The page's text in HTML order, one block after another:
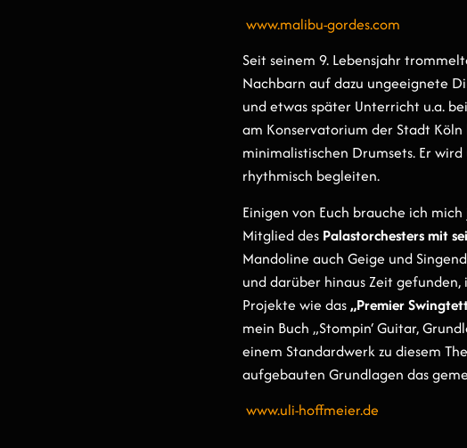
www.malibu-gordes.com
Seit seinem 9. Lebensjahr
Nachbarn auf dazu ungeeignete
und etwas später Unterricht u.a.
am Konservatorium der Stadt
minimalistischen Drumsets. Er
rhythmisch begleiten.
Einigen von Euch brauche ich
Mitglied des Palastorchesters mit
Mandoline auch Geige und
und darüber hinaus Zeit
Projekte wie das„Premier
mein Buch „Stompin‘ Guitar,
einem Standardwerk zu diesem
aufgebauten Grundlagen das
www.uli-hoffmeier.de